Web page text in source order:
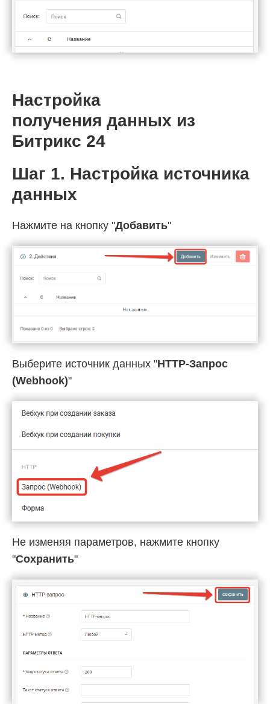
Настройка
получения данных из
Битрикс 24
Шаг 1. Настройка источника
данных
Нажмите на кнопку "Добавить"
Выберите источник данных "HTTP-Запрос
(Webhook)"
Не изменяя параметров, нажмите кнопку
"Сохранить"